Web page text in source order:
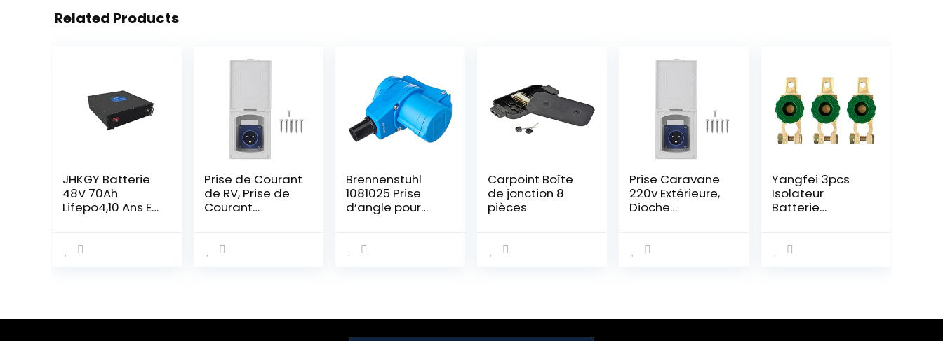
Related Products
JHKGY Batterie
48V 70Ah
Lifepo4,10 Ans Et
Rechargeable
La Batterie De
Prise de Courant
de RV, Prise de
Courant
de Courant
de Camping-
Brennenstuhl
1081025 Prise
d’angle pour
(IP44)
Carpoint Boîte
de jonction 8
pièces
Prise Caravane
220v Extérieure,
Dioche
étanche Externe
Remorque
Yangfei 3pcs
Isolateur
Batterie
Batterie Coupe
Déconnecter Le